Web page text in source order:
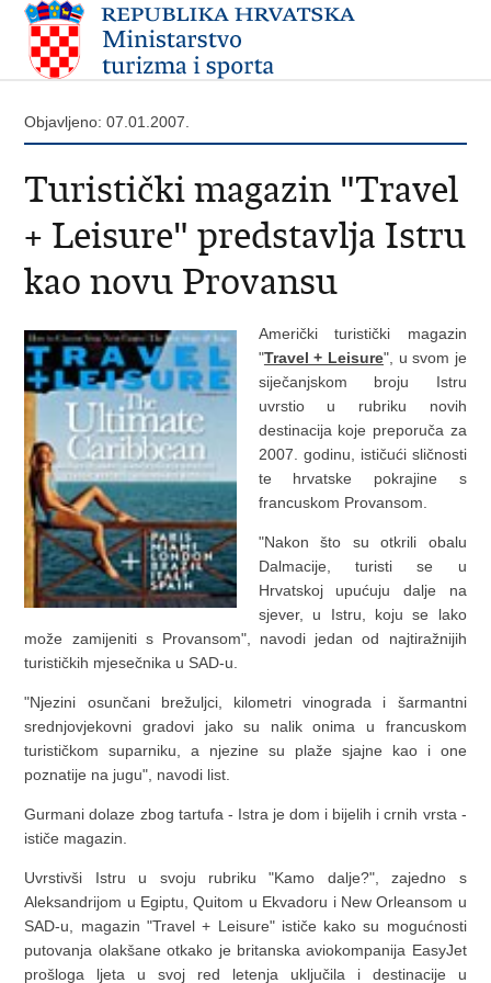
Objavljeno: 07.01.2007.
Turistički magazin "Travel
+ Leisure" predstavlja Istru
kao novu Provansu
Američki turistički magazin
"Travel + Leisure", u svom je
siječanjskom broju Istru
uvrstio u rubriku novih
destinacija koje preporuča za
2007. godinu, ističući sličnosti
te hrvatske pokrajine s
francuskom Provansom.
"Nakon što su otkrili obalu
Dalmacije, turisti se u
Hrvatskoj upućuju dalje na
sjever, u Istru, koju se lako
može zamijeniti s Provansom", navodi jedan od najtiražnijih
turističkih mjesečnika u SAD-u.
"Njezini osunčani brežuljci, kilometri vinograda i šarmantni
srednjovjekovni gradovi jako su nalik onima u francuskom
turističkom suparniku, a njezine su plaže sjajne kao i one
poznatije na jugu", navodi list.
Gurmani dolaze zbog tartufa - Istra je dom i bijelih i crnih vrsta -
ističe magazin.
Uvrstivši Istru u svoju rubriku "Kamo dalje?", zajedno s
Aleksandrijom u Egiptu, Quitom u Ekvadoru i New Orleansom u
SAD-u, magazin "Travel + Leisure" ističe kako su mogućnosti
putovanja olakšane otkako je britanska aviokompanija EasyJet
prošloga ljeta u svoj red letenja uključila i destinacije u